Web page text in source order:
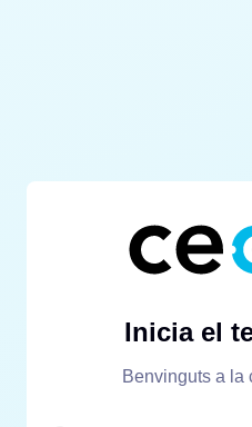
Inicia el
Benvinguts a la